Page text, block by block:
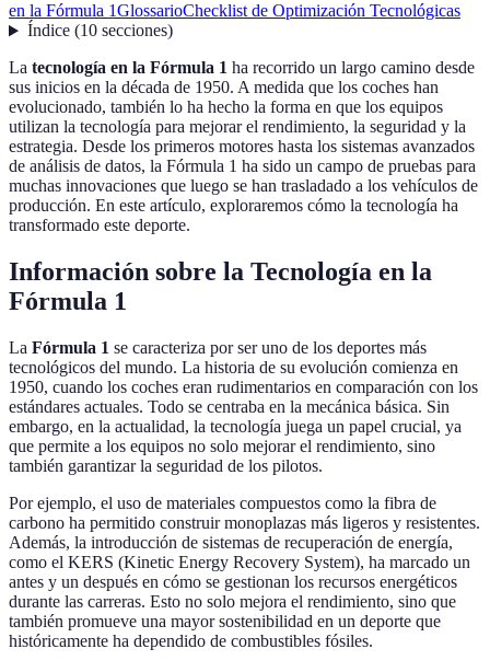
en la Fórmula 1GlossarioChecklist de Optimización Tecnológicas
Índice(10 secciones)
La tecnología en la Fórmula 1 ha recorrido un largo camino desde
sus inicios en la década de 1950. A medida que los coches han
evolucionado, también lo ha hecho la forma en que los equipos
utilizan la tecnología para mejorar el rendimiento, la seguridad y la
estrategia. Desde los primeros motores hasta los sistemas avanzados
de análisis de datos, la Fórmula 1 ha sido un campo de pruebas para
muchas innovaciones que luego se han trasladado a los vehículos de
producción. En este artículo, exploraremos cómo la tecnología ha
transformado este deporte.
Información sobre la Tecnología en la
Fórmula 1
La Fórmula 1 se caracteriza por ser uno de los deportes más
tecnológicos del mundo. La historia de su evolución comienza en
1950, cuando los coches eran rudimentarios en comparación con los
estándares actuales. Todo se centraba en la mecánica básica. Sin
embargo, en la actualidad, la tecnología juega un papel crucial, ya
que permite a los equipos no solo mejorar el rendimiento, sino
también garantizar la seguridad de los pilotos.
Por ejemplo, el uso de materiales compuestos como la fibra de
carbono ha permitido construir monoplazas más ligeros y resistentes.
Además, la introducción de sistemas de recuperación de energía,
como el KERS (Kinetic Energy Recovery System), ha marcado un
antes y un después en cómo se gestionan los recursos energéticos
durante las carreras. Esto no solo mejora el rendimiento, sino que
también promueve una mayor sostenibilidad en un deporte que
históricamente ha dependido de combustibles fósiles.